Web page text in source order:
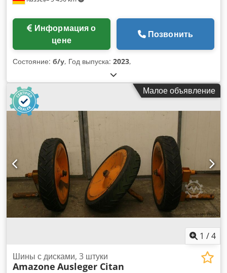
цене
Позвонить
Состояние: б/у, Год выпуска: 2023,
Малое объявление
1 /4
Шины с дисками, 3 штуки
Amazone Ausleger Citan